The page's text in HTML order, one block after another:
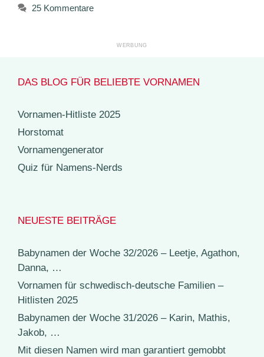
25 Kommentare
DAS BLOG FÜR BELIEBTE VORNAMEN
Vornamen-Hitliste 2025
Horstomat
Vornamengenerator
Quiz für Namens-Nerds
NEUESTE BEITRÄGE
Babynamen der Woche 32/2026 – Leetje, Agathon,
Danna, …
Vornamen für schwedisch-deutsche Familien –
Hitlisten 2025
Babynamen der Woche 31/2026 – Karin, Mathis,
Jakob, …
Mit diesen Namen wird man garantiert gemobbt